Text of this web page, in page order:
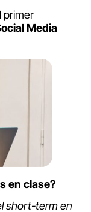
primer
Media
en clase?
short-term en